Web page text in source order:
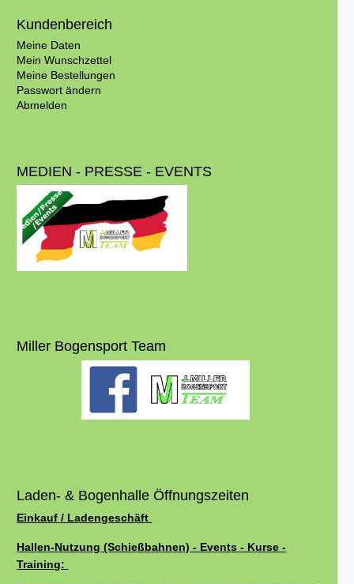
Kundenbereich
Meine Daten
Mein Wunschzettel
Meine Bestellungen
Passwort ändern
Abmelden
MEDIEN - PRESSE - EVENTS
Miller Bogensport Team
Laden- & Bogenhalle Öffnungszeiten
Einkauf / Ladengeschäft
Hallen-Nutzung (Schießbahnen) - Events - Kurse -
Training: